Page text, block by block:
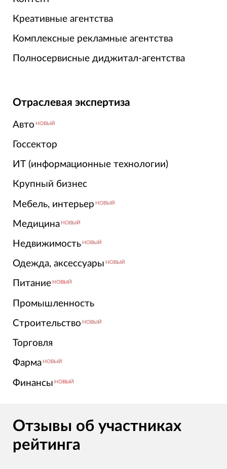
Креативные агентства
Комплексные рекламные агентства
Полносервисные диджитал-агентства
Отраслевая экспертиза
Авто НОВЫЙ
Госсектор
ИТ (информационные технологии)
Крупный бизнес
Мебель, интерьер НОВЫЙ
Медицина НОВЫЙ
Недвижимость НОВЫЙ
Одежда, аксессуары НОВЫЙ
Питание НОВЫЙ
Промышленность
Строительство НОВЫЙ
Торговля
Фарма НОВЫЙ
Финансы НОВЫЙ
Отзывы об участниках
рейтинга